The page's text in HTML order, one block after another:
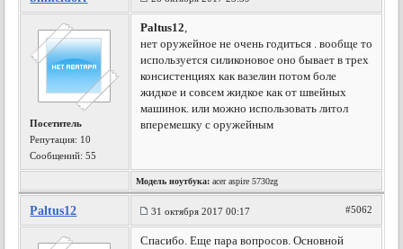
Посетитель
Репутация: 10
Сообщений: 55
Paltus12,
нет оружейное не очень годиться . вообще то
используется силиконовое оно бывает в трех
консистенциях как вазелин потом боле
жидкое и совсем жидкое как от швейных
машинок. или можно использовать литол
вперемешку с оружейным
Модель ноутбука: acer aspire 5730zg
Paltus12 31 октября 2017 00:17 #5062
Спасибо. Еще пара вопросов. Основной